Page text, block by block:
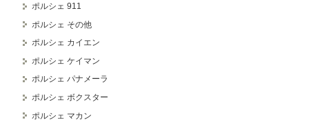
ポルシェ 911
ポルシェ その他
ポルシェ カイエン
ポルシェ ケイマン
ポルシェ パナメーラ
ポルシェ ボクスター
ポルシェ マカン